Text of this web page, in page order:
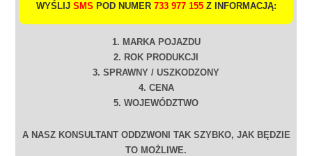
WYŚLIJ SMS POD NUMER 733 977 155Z INFORMACJĄ:
1. MARKA POJAZDU
2. ROK PRODUKCJI
3. SPRAWNY / USZKODZONY
4. CENA
5. WOJEWÓDZTWO
A NASZ KONSULTANT ODDZWONI TAK SZYBKO, JAK BĘDZIE
TO MOŻLIWE.